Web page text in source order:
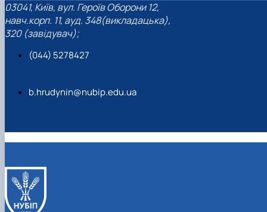
03041, Київ, вул. Героїв Оборони 12,
навч.корп. 11, ауд. 348(викладацька),
320 (завідувач);
(044) 5278427
b.hrudynin@nubip.edu.ua